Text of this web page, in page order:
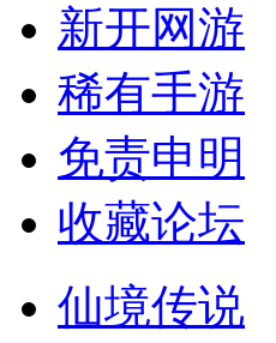
新开网游
稀有手游
免责申明
收藏论坛
仙境传说